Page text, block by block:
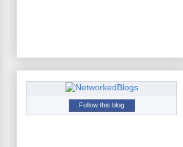
Follow this blog